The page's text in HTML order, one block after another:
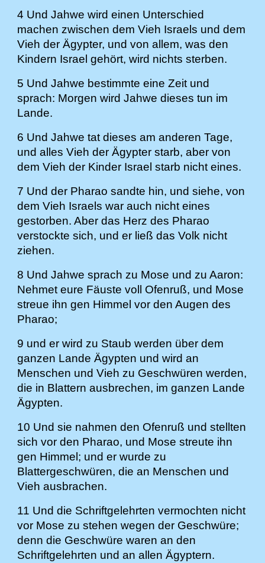
4 Und Jahwe wird einen Unterschied
machen zwischen dem Vieh Israels und dem
Vieh der Ägypter, und von allem, was den
Kindern Israel gehört, wird nichts sterben.
5 Und Jahwe bestimmte eine Zeit und
sprach: Morgen wird Jahwe dieses tun im
Lande.
6 Und Jahwe tat dieses am anderen Tage,
und alles Vieh der Ägypter starb, aber von
dem Vieh der Kinder Israel starb nicht eines.
7 Und der Pharao sandte hin, und siehe, von
dem Vieh Israels war auch nicht eines
gestorben. Aber das Herz des Pharao
verstockte sich, und er ließ das Volk nicht
ziehen.
8 Und Jahwe sprach zu Mose und zu Aaron:
Nehmet eure Fäuste voll Ofenruß, und Mose
streue ihn gen Himmel vor den Augen des
Pharao;
9 und er wird zu Staub werden über dem
ganzen Lande Ägypten und wird an
Menschen und Vieh zu Geschwüren werden,
die in Blattern ausbrechen, im ganzen Lande
Ägypten.
10 Und sie nahmen den Ofenruß und stellten
sich vor den Pharao, und Mose streute ihn
gen Himmel; und er wurde zu
Blattergeschwüren, die an Menschen und
Vieh ausbrachen.
11 Und die Schriftgelehrten vermochten nicht
vor Mose zu stehen wegen der Geschwüre;
denn die Geschwüre waren an den
Schriftgelehrten und an allen Ägyptern.